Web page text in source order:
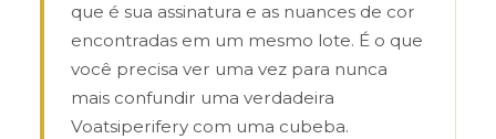
que é sua assinatura e as nuances de cor
encontradas em um mesmo lote. É o que
você precisa ver uma vez para nunca
mais confundir uma verdadeira
Voatsiperifery com uma cubeba.